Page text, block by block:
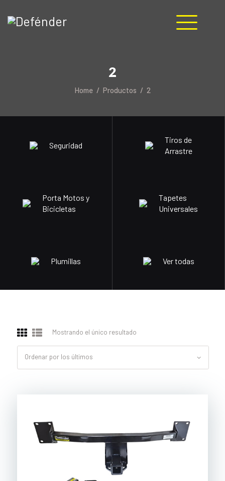
2
Home Productos 2
Seguridad
Tiros de
Arrastre
Porta Motos y
Bicicletas
Tapetes
Universales
Plumillas Ver todas
PRODUCTOS
RECURSOS
CONTACTO
Mostrando el único resultado